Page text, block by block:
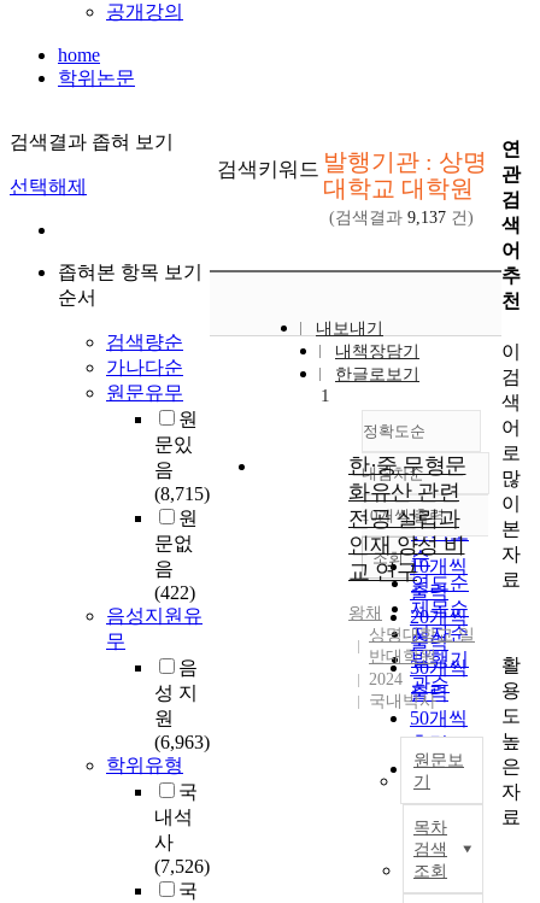
공개강의
home
학위논문
검색결과 좁혀 보기
선택해제
좁혀본 항목 보기
순서
검색량순
가나다순
원문유무
원
문있
음
(8,715)
원
문없
음
(422)
음성지원유
무
음
성 지
원
(6,963)
학위유형
국
내석
사
(7,526)
국
검색키워드 발행기관 : 상명
대학교 대학원
(검색결과 9,137 건)
내보내기
내책장담기
한글로보기
정확도순
정확도
순
인기도
순
연도순
제목순
저자순
발행기
관순
내림차순
내림차순
10개씩 출력
10개씩
출력
20개씩
출력
30개씩
출력
50개씩
출력
100개씩
출력
조회
1
한·중 무형문
화유산 관련
전공 설립과
인재 양성 비
교 연구
왕채
상명대학교 일
반대학원
2024
국내박사
원문보
기
목차
검색
조회
연
관
검
색
어
추
천
이
검
색
어
로
많
이
본
자
료
활
용
도
높
은
자
료